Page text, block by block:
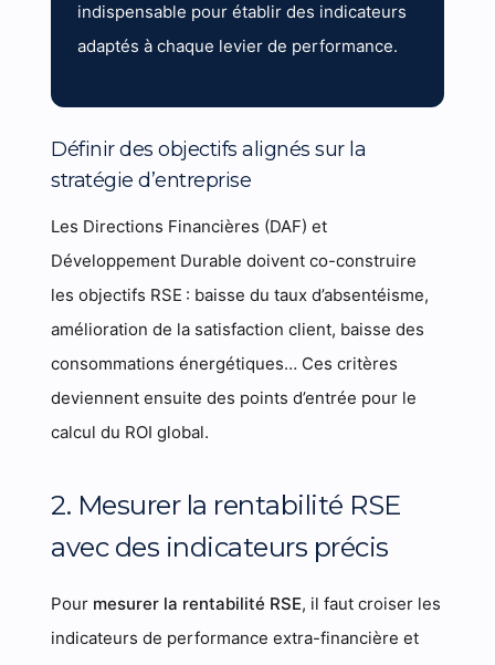
indispensable pour établir des indicateurs
adaptés à chaque levier de performance.
Définir des objectifs alignés sur la
stratégie d’entreprise
Les Directions Financières (DAF) et
Développement Durable doivent co-construire
les objectifs RSE : baisse du taux d’absentéisme,
amélioration de la satisfaction client, baisse des
consommations énergétiques… Ces critères
deviennent ensuite des points d’entrée pour le
calcul du ROI global.
2. Mesurer la rentabilité RSE
avec des indicateurs précis
Pour mesurer la rentabilité RSE, il faut croiser les
indicateurs de performance extra-financière et